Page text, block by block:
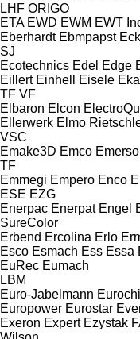
LHF ORIGO
ETA EWD EWM EWT
Eberhardt Ebmpapst
SJ
Ecotechnics Edel Edge
Eillert Einhell Eisele
TF VF
Elbaron Elcon
Ellerwerk Elmo
VSC
Emake3D Emco
TF
Emmegi Empero Enco
ESE EZG
Enerpac Enerpat Engel
SureColor
Erbend Ercolina Erlo
Esco Esmach Ess Essa
EuRec Eumach
LBM
Euro-Jabelmann
Europower Eurostar
Exeron Expert Ezystak